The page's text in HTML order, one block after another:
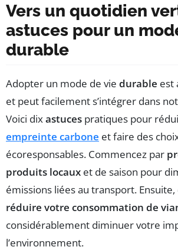
Vers un quotidien
astuces pour un
durable
Adopter un mode de vie durable est
et peut facilement s’intégrer dans
Voici dixastuces pratiques pour
empreinte carbone et faire des
écoresponsables. Commencez par
produits locaux et de saison pour
émissions liées au transport. Ensuite,
réduire votre consommation de
considérablement diminuer votre
l’environnement.